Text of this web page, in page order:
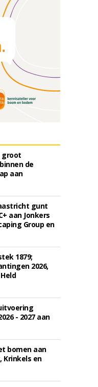
groot
de
aan
gunt
aan Jonkers
Group en
1879;
2026,
- 2027 aan
bomen aan
Krinkels en